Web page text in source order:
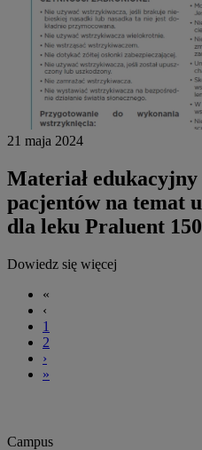
21 maja 2024
Materiał
pacjentów na temat
dla leku Praluent
Dowiedz się więcej
«
‹
1
2
›
»
Campus